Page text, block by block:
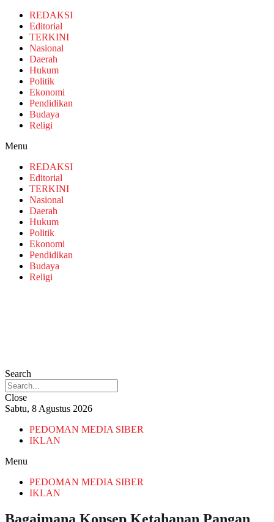
REDAKSI
Editorial
TERKINI
Nasional
Daerah
Hukum
Politik
Ekonomi
Pendidikan
Budaya
Religi
Menu
REDAKSI
Editorial
TERKINI
Nasional
Daerah
Hukum
Politik
Ekonomi
Pendidikan
Budaya
Religi
Search
Close
Sabtu, 8 Agustus 2026
PEDOMAN MEDIA SIBER
IKLAN
Menu
PEDOMAN MEDIA SIBER
IKLAN